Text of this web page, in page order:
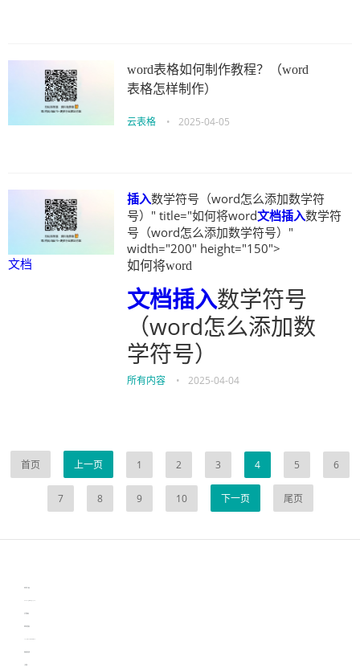
word表格如何制作教程？（word
表格怎样制作）
云表格 • 2025-04-05
文档
插入数学符号（word怎么添加数学符
号）" title="如何将word文档插入数学符
号（word怎么添加数学符号）"
width="200" height="150">
如何将word
文档插入数学符号
（word怎么添加数
学符号）
所有内容 • 2025-04-04
首页 上一页 1 2 3 4 5 6
7 8 9 10 下一页 尾页